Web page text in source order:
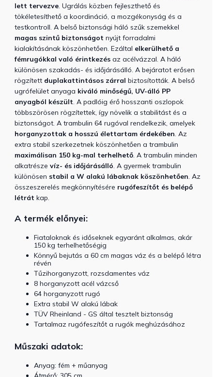
lett tervezve. Ugrálás közben fejleszthető és
tökéletesíthető a koordináció, a mozgékonyság és a
testkontroll. A belső biztonsági háló szűk szemekkel
magas szintű biztonságot nyújt forradalmi
kialakításának köszönhetően. Ezáltal elkerülhető a
fémrugókkal való érintkezés az acélvázzal. A háló
különösen szakadás- és időjárásálló. A bejáratot erősen
rögzített duplakattintásos zárral biztosították. A belső
ugrófelület anyaga kiváló minőségű, UV-álló PP
anyagból készült. A padlóig érő hosszanti oszlopok
többszörösen rögzítettek, így növelik a stabilitást és a
biztonságot. A trambulin 64 rugóval rendelkezik, amelyek
horganyzottak a hosszú élettartam érdekében. Az
extra stabil szerkezetnek köszönhetően a trambulin
maximálisan 150 kg-mal terhelhető. A trambulin minden
alkatrésze víz- és időjárásálló. A gyermek trambulin
különösen stabil a W alakú lábaknak köszönhetően. Az
összeszerelés megkönnyítésére rugófeszítőt és belépő
létrát kap.
A termék előnyei:
Fiataloknak és időseknek egyaránt alkalmas, akár
150 kg terhelhetőségig
Könnyű bejutás a 60 cm magas váz és a belépő létra
révén
Tűzihorganyzott, rozsdamentes váz
8 horganyzott acél vázcső
64 horganyzott rugó
Extra stabil W alakú lábak
TÜV Rheinland - GS által tesztelt biztonság
Tartalmaz rugófeszítőt a rugók meghúzásához
Műszaki adatok:
Anyag: fém + műanyag